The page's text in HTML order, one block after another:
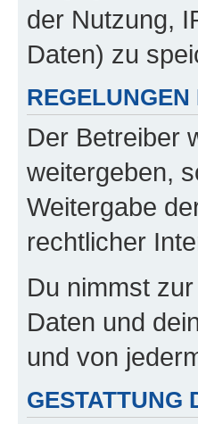
der Nutzung,
Daten) zu
Der Betreiber
weitergeben,
Weitergabe
rechtlicher
Du nimmst
Daten und
und von
GESTATTUNG